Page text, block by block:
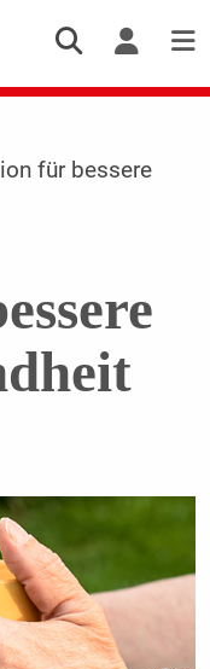
für bessere